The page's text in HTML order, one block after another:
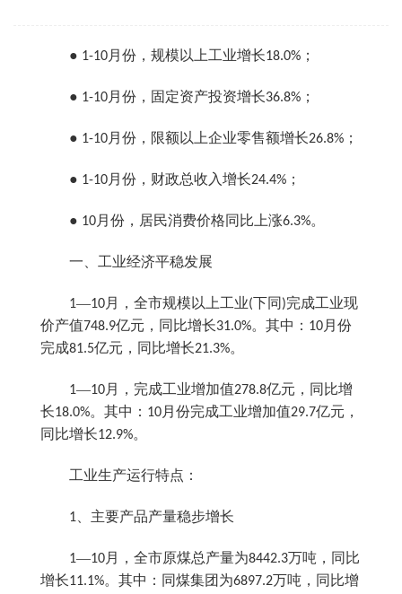
● 1-10月份，规模以上工业增长18.0% ；
● 1-10月份，固定资产投资增长36.8% ；
● 1-10月份，限额以上企业零售额增长26.8% ；
● 1-10月份，财政总收入增长24.4% ；
● 10月份，居民消费价格同比上涨6.3%。
一、工业经济平稳发展
1—10月，全市规模以上工业(下同 )完成工业现
价产值748.9亿元，同比增长31.0%。其中： 10月份
完成81.5亿元，同比增长21.3%。
1—10月，完成工业增加值278.8亿元，同比增
长18.0%。其中： 10月份完成工业增加值29.7亿元，
同比增长12.9%。
工业生产运行特点：
1 、主要产品产量稳步增长
1—10月，全市原煤总产量为8442.3万吨，同比
增长11.1%。其中：同煤集团为6897.2万吨，同比增